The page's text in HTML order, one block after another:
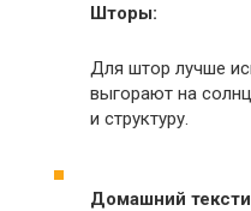
Шторы:
Для штор лучше
выгорают на
и структуру.
Домашний